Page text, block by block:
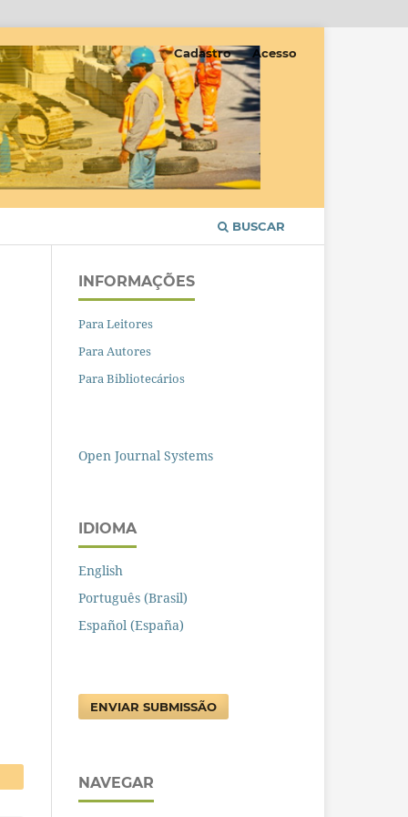
BUSCAR
Cadastro Acesso
INFORMAÇÕES
Para Leitores
Para Autores
Para Bibliotecários
Open Journal Systems
IDIOMA
English
Português (Brasil)
Español (España)
ENVIAR SUBMISSÃO
NAVEGAR